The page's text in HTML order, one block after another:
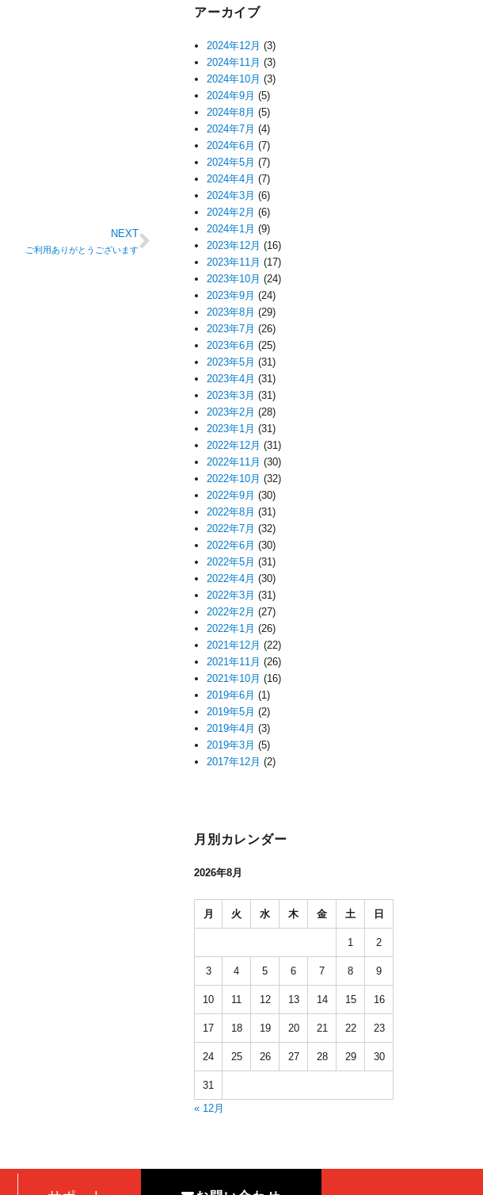
NEXT
ご利用ありがとうございます
アーカイブ
2024年12月 (3)
2024年11月 (3)
2024年10月 (3)
2024年9月 (5)
2024年8月 (5)
2024年7月 (4)
2024年6月 (7)
2024年5月 (7)
2024年4月 (7)
2024年3月 (6)
2024年2月 (6)
2024年1月 (9)
2023年12月 (16)
2023年11月 (17)
2023年10月 (24)
2023年9月 (24)
2023年8月 (29)
2023年7月 (26)
2023年6月 (25)
2023年5月 (31)
2023年4月 (31)
2023年3月 (31)
2023年2月 (28)
2023年1月 (31)
2022年12月 (31)
2022年11月 (30)
2022年10月 (32)
2022年9月 (30)
2022年8月 (31)
2022年7月 (32)
2022年6月 (30)
2022年5月 (31)
2022年4月 (30)
2022年3月 (31)
2022年2月 (27)
2022年1月 (26)
2021年12月 (22)
2021年11月 (26)
2021年10月 (16)
2019年6月 (1)
2019年5月 (2)
2019年4月 (3)
2019年3月 (5)
2017年12月 (2)
月別カレンダー
2026年8月
月 火 水 木 金 土 日
1 2
3 4 5 6 7 8 9
10 11 12 13 14 15 16
17 18 19 20 21 22 23
24 25 26 27 28 29 30
31
« 12月